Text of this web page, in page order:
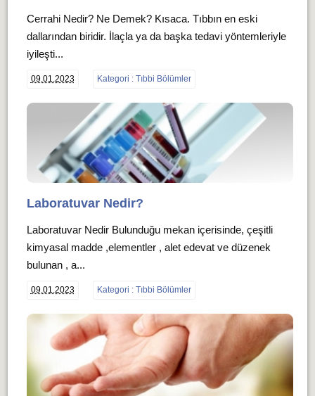
Cerrahi Nedir? Ne Demek? Kısaca. Tıbbın en eski
dallarından biridir. İlaçla ya da başka tedavi yöntemleriyle
iyileşti...
09.01.2023 Kategori : Tıbbi Bölümler
Laboratuvar Nedir?
Laboratuvar Nedir Bulunduğu mekan içerisinde, çeşitli
kimyasal madde ,elementler , alet edevat ve düzenek
bulunan , a...
09.01.2023 Kategori : Tıbbi Bölümler